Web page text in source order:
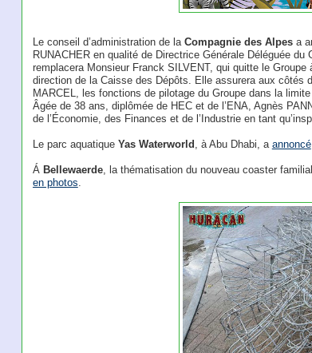
Le conseil d’administration de la Compagnie des Alpesa
RUNACHER en qualité de Directrice Générale Déléguée
remplacera Monsieur Franck SILVENT, qui quitte le
direction de la Caisse des Dépôts. Elle assurera aux côtés
MARCEL, les fonctions de pilotage du Groupe dans la
Âgée de 38 ans, diplômée de HEC et de l’ENA, Agnès
de l’Économie, des Finances et de l’Industrie en tant
Le parc aquatique Yas Waterworld , à Abu Dhabi, a annoncé
Á Bellewaerde, la thématisation du nouveau coaster
en photos.